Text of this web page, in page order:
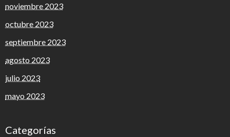
noviembre 2023
octubre 2023
septiembre 2023
agosto 2023
julio 2023
mayo 2023
Categorías